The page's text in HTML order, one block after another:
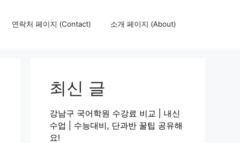
연락처 페이지 (Contact) 소개 페이지 (About)
최신 글
강남구 국어학원 수강료 비교 | 내신
수업 | 수능대비, 단과반 꿀팁 공유해
요!